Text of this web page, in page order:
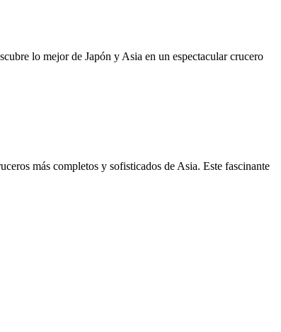
lo mejor de Japón y Asia en un espectacular crucero
más completos y sofisticados de Asia. Este fascinante